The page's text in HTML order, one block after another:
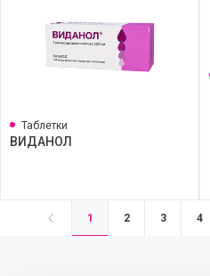
Таблетки
ВИДАНОЛ
1 2 3 4